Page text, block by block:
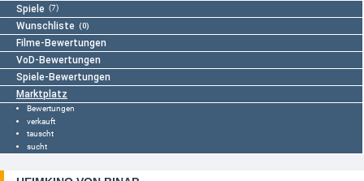
Spiele (7)
Wunschliste (0)
Filme-Bewertungen
VoD-Bewertungen
Spiele-Bewertungen
Marktplatz
Bewertungen
verkauft
tauscht
sucht